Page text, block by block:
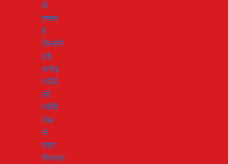
वो
शख्स
है
जिन्होनें
25
करोड़
गरीबों
को
गरीबी
रेखा
से
बाहर
निकाला